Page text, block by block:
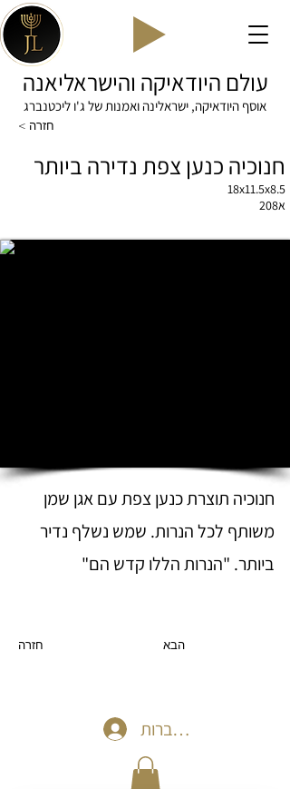
עולם היודאיקה והישראליאנה
אוסף היודאיקה, ישראלינה ואמנות של ג'ו ליכטנברג
< חזרה
חנוכיה כנען צפת נדירה ביותר
18x11.5x8.5
א208
חנוכיה תוצרת כנען צפת עם אגן שמן
משותף לכל הנרות. שמש נשלף נדיר
ביותר. "הנרות הללו קדש הם"
חזרה הבא
להתחברות